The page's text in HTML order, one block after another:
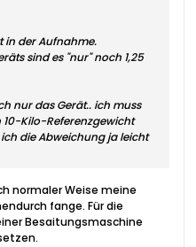
in der Aufnahme.
sind es "nur" noch 1,25
nur das Gerät.. ich muss
Kilo-Referenzgewicht
die Abweichung ja leicht
normaler Weise meine
fange. Für die
Besaitungsmaschine